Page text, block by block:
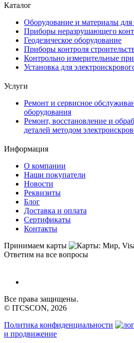
Каталог
Оборудование и материалы для
Приборы неразрушающего
Геодезическое оборудование
Приборы контроля
Контрольно измерительные
Установка для
Услуги
Ремонт и сервисное
оборудования
Ремонт, восстановление и
деталей методом
Информация
О компании
Наши покупатели
Новости
Реквизиты
Блог
Доставка и оплата
Сертификаты
Контакты
Принимаем карты
Ответим на все вопросы
Все права защищены.
© ITCSCON, 2026
Политика конфиденциальности
и продвижение